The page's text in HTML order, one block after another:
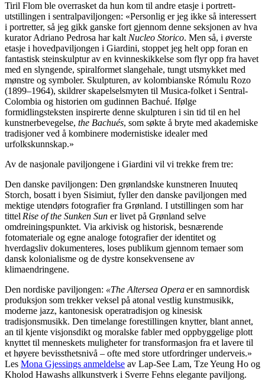
Tiril Flom ble overrasket da hun kom til andre etasje i portrett-
utstillingen i sentralpaviljongen: «Personlig er jeg ikke så interessert
i portretter, så jeg gikk ganske fort gjennom denne seksjonen av hva
kurator Adriano Pedrosa har kalt Nucleo Storico. Men så, i øverste
etasje i hovedpaviljongen i Giardini, stoppet jeg helt opp foran en
fantastisk steinskulptur av en kvinneskikkelse som flyr opp fra havet
med en slyngende, spiralformet slangehale, tungt utsmykket med
mønstre og symboler. Skulpturen, av kolombianske Rómulu Rozo
(1899–1964), skildrer skapelselsmyten til Musica-folket i Sentral-
Colombia og historien om gudinnen Bachué. Ifølge
formidlingsteksten inspirerte denne skulpturen i sin tid til en hel
kunstnerbevegelse, the Bachués, som søkte å bryte med akademiske
tradisjoner ved å kombinere modernistiske idealer med
urfolkskunnskap.»
Av de nasjonale paviljongene i Giardini vil vi trekke frem tre:
Den danske paviljongen: Den grønlandske kunstneren Inuuteq
Storch, bosatt i byen Sisimiut, fyller den danske paviljongen med
mektige utendørs fotografier fra Grønland. I utstillingen som har
tittel Rise of the Sunken Sun er livet på Grønland selve
omdreiningspunktet. Via arkivisk og historisk, besnærende
fotomateriale og egne analoge fotografier der identitet og
hverdagsliv dokumenteres, loses publikum gjennom temaer som
dansk kolonialisme og de dystre konsekvensene av
klimaendringene.
Den nordiske paviljongen: «The Altersea Operaer en samnordisk
produksjon som trekker veksel på atonal vestlig kunstmusikk,
moderne jazz, kantonesisk operatradisjon og kinesisk
tradisjonsmusikk. Den timelange forestillingen knytter, blant annet,
an til kjente visjonsdikt og moralske fabler med oppbyggelige plott
knyttet til menneskets muligheter for transformasjon fra et lavere til
et høyere bevissthetsnivå – ofte med store utfordringer underveis.»
Les Mona Gjessings anmeldelse av Lap-See Lam, Tze Yeung Ho og
Kholod Hawashs allkunstverk i Sverre Fehns elegante paviljong.